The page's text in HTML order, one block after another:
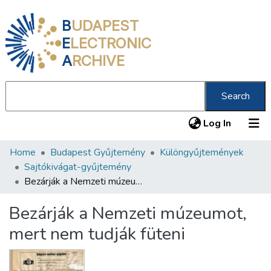
BUDAPEST
ELECTRONIC
ARCHIVE
Search
Log In (current)
Communities & Collections
All of DSpace
About us
Home Budapest Gyűjtemény
Különgyűjtemények
Sajtókivágat-gyűjtemény
Bezárják a Nemzeti múzeumot, mert nem tudják füteni
Bezárják a Nemzeti múzeumot,
mert nem tudják füteni